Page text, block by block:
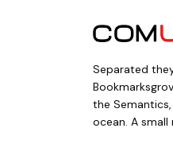
Separated
the
ocean. A small